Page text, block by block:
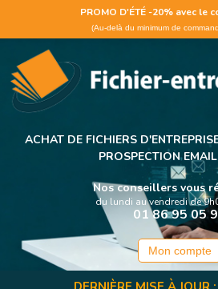
Panneau de gestion des cookies
PROMO D'ÉTÉ -20% avec le
(Au-delà du minimum de
ACHAT DE FICHIERS
PROSPECTION
Nos conseillers vous
du lundi au vendredi de
01 86 95 05
Mon compte